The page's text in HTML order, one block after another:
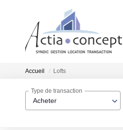
Accueil Lofts
Acheter
Type de transaction